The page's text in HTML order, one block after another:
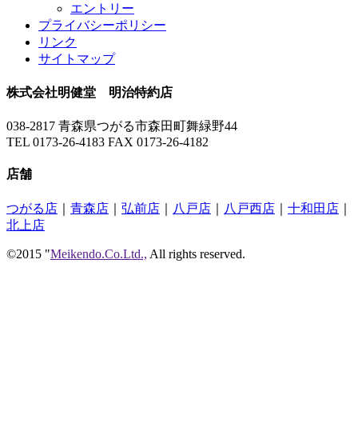
エントリー
プライバシーポリシー
リンク
サイトマップ
株式会社明健堂 明治特約店
038-2817 青森県つがる市森田町舞緑野44
TEL 0173-26-4183 FAX 0173-26-4182
店舗
つがる店 青森店 弘前店 八戸店 八戸西店 十和田店
北上店
©2015 "Meikendo.Co.Ltd., All rights reserved.